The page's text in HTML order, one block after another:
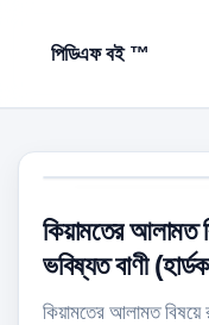
পিডিএফ বই ™
কিয়ামতের আলামত
ভবিষ্যত বাণী
কিয়ামতের আলামত